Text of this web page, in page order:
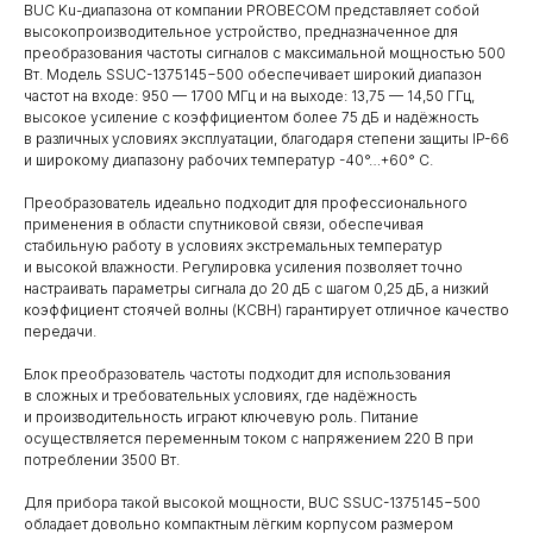
BUC Ku-диапазона от компании PROBECOM представляет собой
высокопроизводительное устройство, предназначенное для
преобразования частоты сигналов с максимальной мощностью 500
Вт. Модель SSUC-1375145−500 обеспечивает широкий диапазон
частот на входе: 950 — 1700 МГц и на выходе: 13,75 — 14,50 ГГц,
высокое усиление с коэффициентом более 75 дБ и надёжность
в различных условиях эксплуатации, благодаря степени защиты IP-66
и широкому диапазону рабочих температур -40°…+60° C.
Преобразователь идеально подходит для профессионального
применения в области спутниковой связи, обеспечивая
стабильную работу в условиях экстремальных температур
и высокой влажности. Регулировка усиления позволяет точно
настраивать параметры сигнала до 20 дБ с шагом 0,25 дБ, а низкий
коэффициент стоячей волны (КСВН) гарантирует отличное качество
передачи.
Блок преобразователь частоты подходит для использования
в сложных и требовательных условиях, где надёжность
и производительность играют ключевую роль. Питание
осуществляется переменным током с напряжением 220 В при
потреблении 3500 Вт.
Для прибора такой высокой мощности, BUC SSUC-1375145−500
обладает довольно компактным лёгким корпусом размером